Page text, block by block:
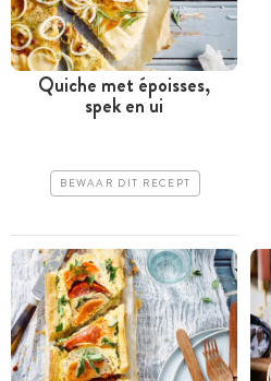
Quiche met époisses,
spek en ui
BEWAAR DIT RECEPT